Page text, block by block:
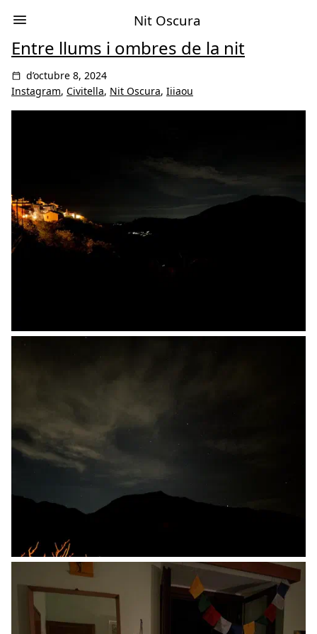
Nit Oscura
Entre llums i ombres de la nit
d’octubre 8, 2024
Instagram, Civitella, Nit Oscura, Iiiaou